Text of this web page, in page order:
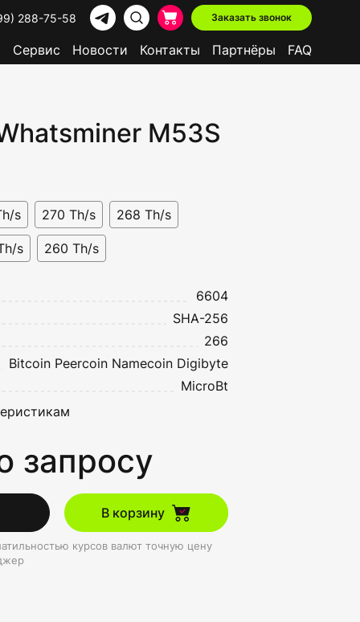
288-75-58 Заказать звонок
Сервис Новости Контакты Партнёры FAQ
Доступно в лизинг
M53S
s 270 Th/s 268 Th/s
s 260 Th/s
6604
SHA-256
266
Bitcoin Peercoin Namecoin Digibyte
MicroBt
запросу
В корзину
курсов валют точную цену